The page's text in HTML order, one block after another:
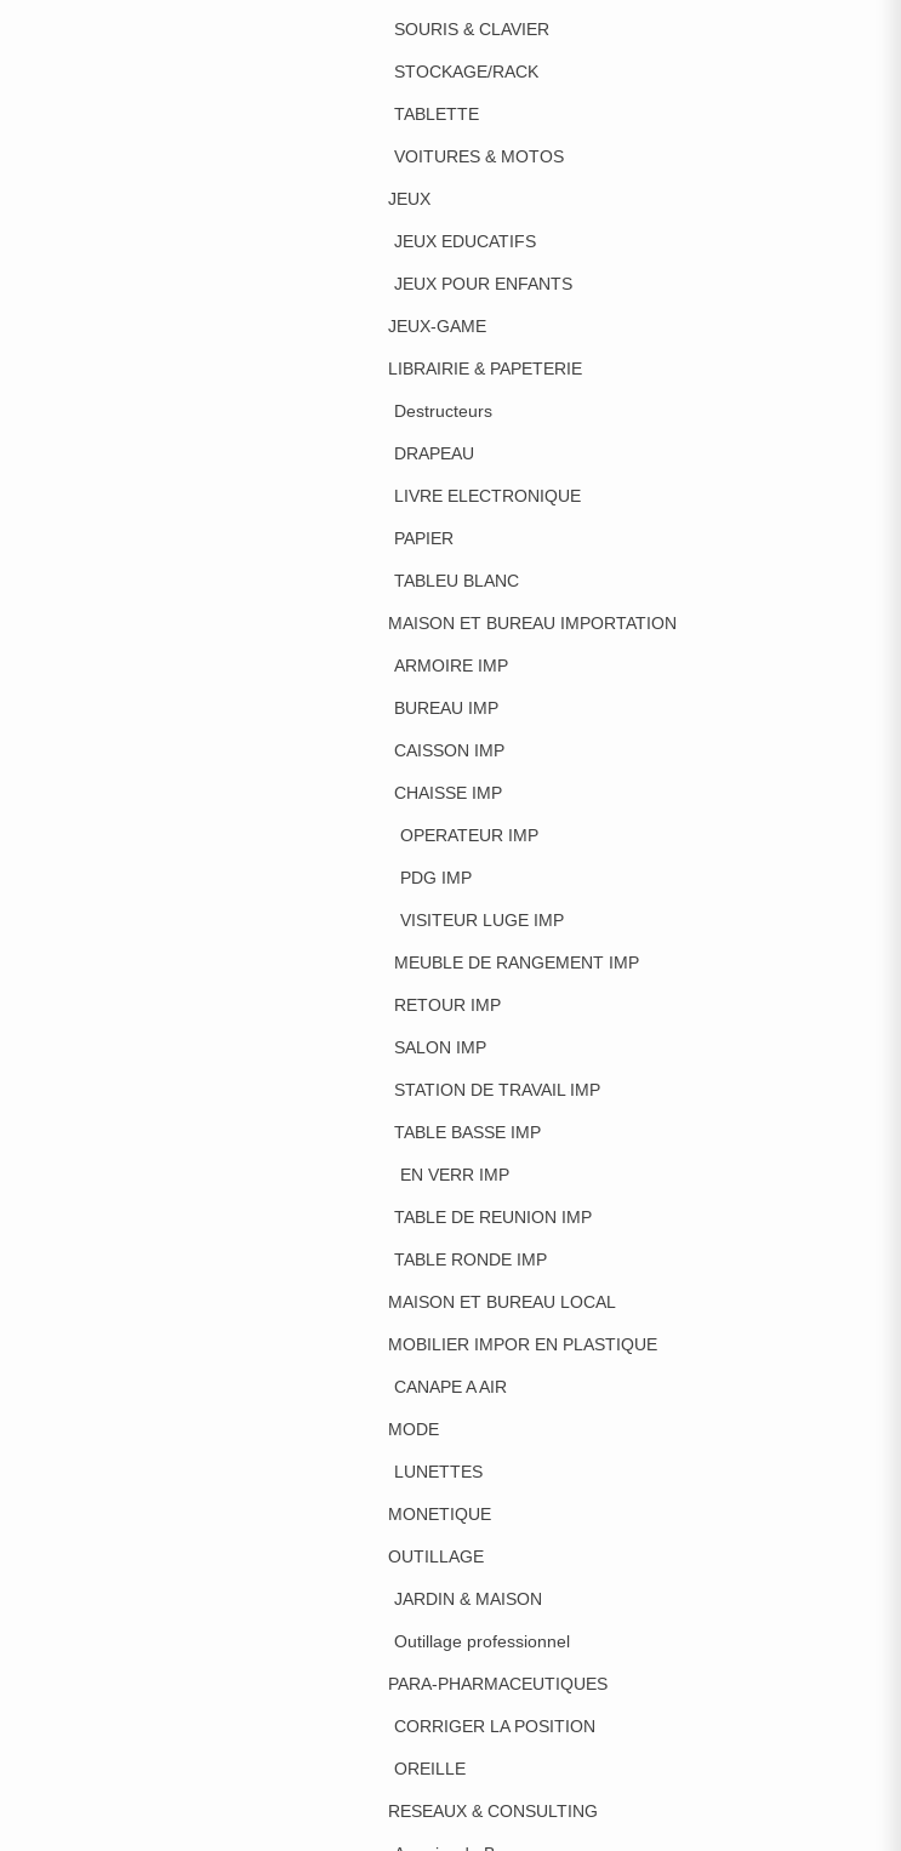
SOURIS & CLAVIER
STOCKAGE/RACK
TABLETTE
VOITURES & MOTOS
JEUX
JEUX EDUCATIFS
JEUX POUR ENFANTS
JEUX-GAME
LIBRAIRIE & PAPETERIE
Destructeurs
DRAPEAU
LIVRE ELECTRONIQUE
PAPIER
TABLEU BLANC
MAISON ET BUREAU IMPORTATION
ARMOIRE IMP
BUREAU IMP
CAISSON IMP
CHAISSE IMP
OPERATEUR IMP
PDG IMP
VISITEUR LUGE IMP
MEUBLE DE RANGEMENT IMP
RETOUR IMP
SALON IMP
STATION DE TRAVAIL IMP
TABLE BASSE IMP
EN VERR IMP
TABLE DE REUNION IMP
TABLE RONDE IMP
MAISON ET BUREAU LOCAL
MOBILIER IMPOR EN PLASTIQUE
CANAPE A AIR
MODE
LUNETTES
MONETIQUE
OUTILLAGE
JARDIN & MAISON
Outillage professionnel
PARA-PHARMACEUTIQUES
CORRIGER LA POSITION
OREILLE
RESEAUX & CONSULTING